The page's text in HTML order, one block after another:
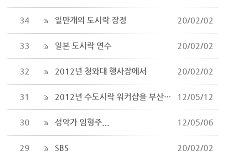
34 일만개의 도시락 장정 20/02/02
33 일본 도시락 연수 20/02/02
32 2012년 청와대 행사장에서 20/02/02
31 2012년 수도시락 워커샵을 부산송도에서... 12/05/12
30 성악가 임형주... 12/05/06
29 SBS 20/02/02